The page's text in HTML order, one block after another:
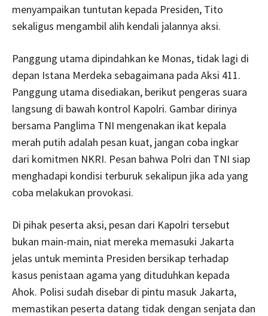
menyampaikan tuntutan kepada Presiden, Tito
sekaligus mengambil alih kendali jalannya aksi.
Panggung utama dipindahkan ke Monas, tidak lagi di
depan Istana Merdeka sebagaimana pada Aksi 411.
Panggung utama disediakan, berikut pengeras suara
langsung di bawah kontrol Kapolri. Gambar dirinya
bersama Panglima TNI mengenakan ikat kepala
merah putih adalah pesan kuat, jangan coba ingkar
dari komitmen NKRI. Pesan bahwa Polri dan TNI siap
menghadapi kondisi terburuk sekalipun jika ada yang
coba melakukan provokasi.
Di pihak peserta aksi, pesan dari Kapolri tersebut
bukan main-main, niat mereka memasuki Jakarta
jelas untuk meminta Presiden bersikap terhadap
kasus penistaan agama yang dituduhkan kepada
Ahok. Polisi sudah disebar di pintu masuk Jakarta,
memastikan peserta datang tidak dengan senjata dan